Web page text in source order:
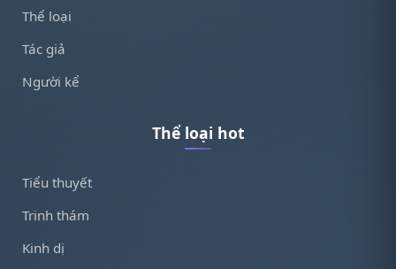
Thể loại
Tác giả
Người kể
Thể loại hot
Tiểu thuyết
Trinh thám
Kinh dị